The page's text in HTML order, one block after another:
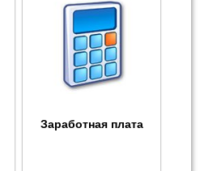
Заработная плата